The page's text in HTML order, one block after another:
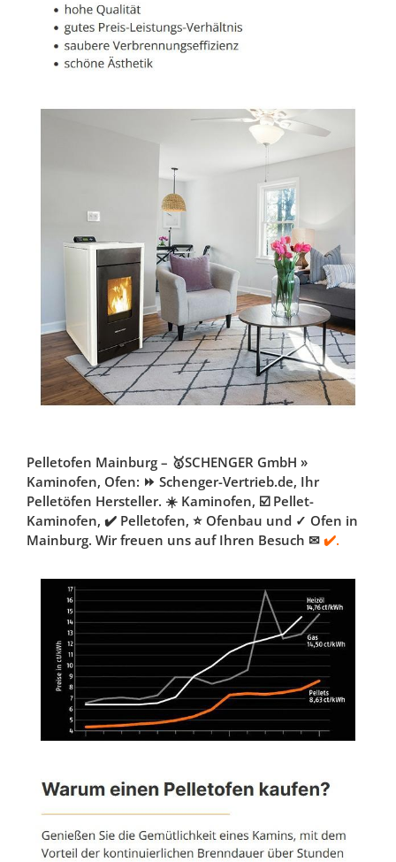
Pelletofen Mainburg – 🥇SCHENGER GmbH »
Kaminofen, Ofen: ⏩ Schenger-Vertrieb.de, Ihr
Pelletöfen Hersteller. ☀️ Kaminofen, ☑️ Pellet-
Kaminofen, ✔️ Pelletofen, ⭐ Ofenbau und ✓ Ofen in
Mainburg. Wir freuen uns auf Ihren Besuch ✉ ✔️.